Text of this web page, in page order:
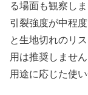
る場面も観察し
引裂強度が中程
と生地切れのリ
用は推奨しませ
用途に応じた使